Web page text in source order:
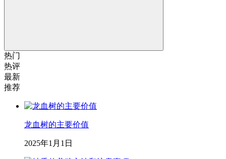
热门
热评
最新
推荐
龙血树的主要价值
2025年1月1日